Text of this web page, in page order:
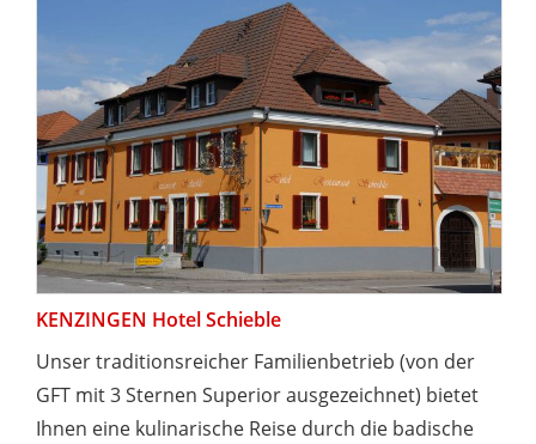
KENZINGEN Hotel Schieble
Unser traditionsreicher Familienbetrieb (von der
GFT mit 3 Sternen Superior ausgezeichnet) bietet
Ihnen eine kulinarische Reise durch die badische